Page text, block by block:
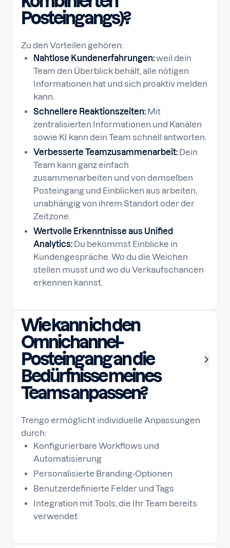
Posteingangs)?
Zu den Vorteilen gehören:
Nahtlose Kundenerfahrungen:weil dein
Team den Überblick behält, alle nötigen
Informationen hat und sich proaktiv melden
kann.
Schnellere Reaktionszeiten: Mit
zentralisierten Informationen und Kanälen
sowie KI kann dein Team schnell antworten.
Verbesserte Teamzusammenarbeit: Dein
Team kann ganz einfach
zusammenarbeiten und von demselben
Posteingang und Einblicken aus arbeiten,
unabhängig von ihrem Standort oder der
Zeitzone.
Wertvolle Erkenntnisse aus Unified
Analytics: Du bekommst Einblicke in
Kundengespräche. Wo du die Weichen
stellen musst und wo du Verkaufschancen
erkennen kannst.
Wie kann ich den
Omnichannel-
Posteingang an die
Bedürfnisse meines
Teams anpassen?
Trengo ermöglicht individuelle Anpassungen
durch:
Konfigurierbare Workflows und
Automatisierung
Personalisierte Branding-Optionen
Benutzerdefinierte Felder und Tags
Integration mit Tools, die Ihr Team bereits
verwendet